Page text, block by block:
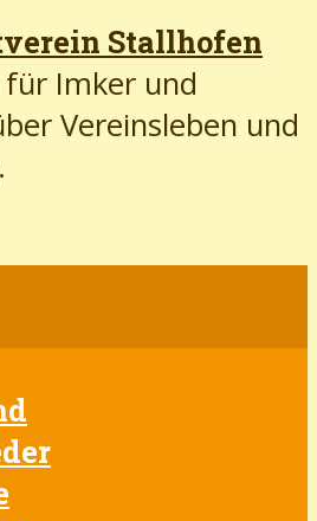
Imker und
Vereinsleben und